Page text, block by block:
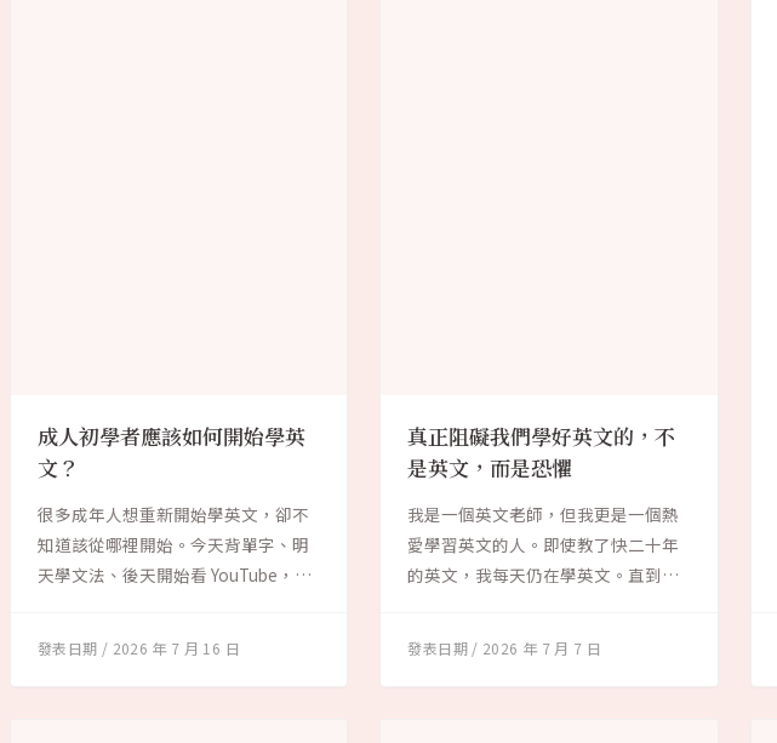
成人初學者應該如何開始學英
文？
很多成年人想重新開始學英文，卻不
知道該從哪裡開始。今天背單字、明
天學文法、後天開始看 YouTube，學
2026 年 7 月 16 日
真正阻礙我們學好英文的，不
是英文，而是恐懼
我是一個英文老師，但我更是一個熱
愛學習英文的人。即使教了快二十年
的英文，我每天仍在學英文。直到今
2026 年 7 月 7 日